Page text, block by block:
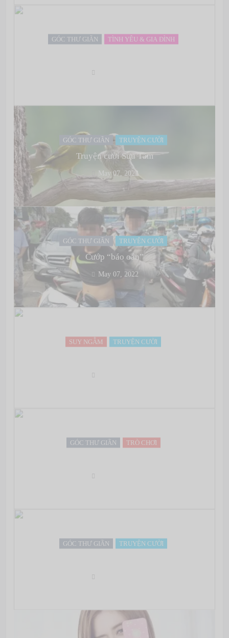
GÓC THƯ GIÃN TÌNH YÊU & GIA ĐÌNH
GÓC THƯ GIÃN TRUYỆN CƯỜI
Truyện cười Sưu Tầm
May 07, 2022
GÓC THƯ GIÃN TRUYỆN CƯỜI
Cướp “báo oán”
May 07, 2022
SUY NGẪM TRUYỆN CƯỜI
GÓC THƯ GIÃN TRÒ CHƠI
GÓC THƯ GIÃN TRUYỆN CƯỜI